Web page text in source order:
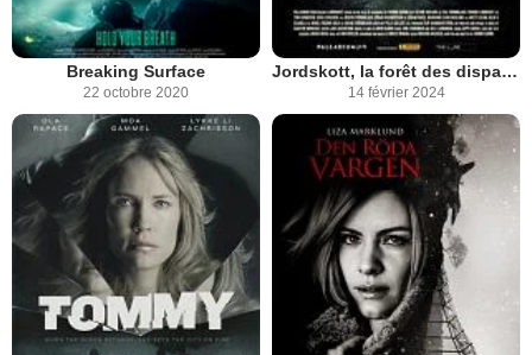
Breaking Surface
22 octobre 2020
Jordskott, la forêt des disparus
14 février 2024